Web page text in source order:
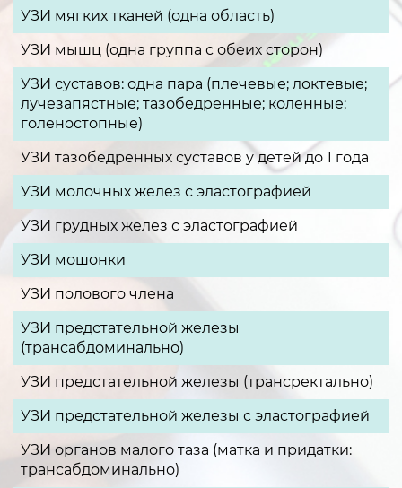
УЗИ мягких тканей (одна область)
УЗИ мышц (одна группа с обеих сторон)
УЗИ суставов: одна пара (плечевые; локтевые;
лучезапястные; тазобедренные; коленные;
голеностопные)
УЗИ тазобедренных суставов у детей до 1 года
УЗИ молочных желез с эластографией
УЗИ грудных желез с эластографией
УЗИ мошонки
УЗИ полового члена
УЗИ предстательной железы
(трансабдоминально)
УЗИ предстательной железы (трансректально)
УЗИ предстательной железы с эластографией
УЗИ органов малого таза (матка и придатки:
трансабдоминально)